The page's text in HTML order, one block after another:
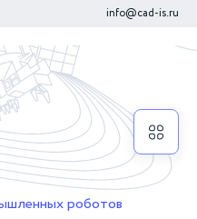
info@cad-is.ru
роботов